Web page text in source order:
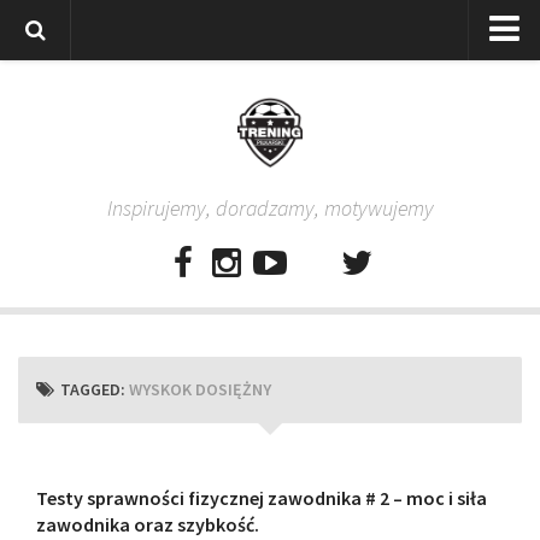
Rodzice
Aplikacja Pro Training – Trening Piłkarski
Plan treningowy “Piłkarski W-F w domu”
Inspirujemy, doradzamy, motywujemy
TAGGED: WYSKOK DOSIĘŻNY
Testy sprawności fizycznej zawodnika # 2 – moc i siła
zawodnika oraz szybkość.